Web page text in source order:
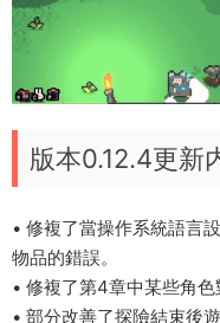
版本0.12.4更新
• 修複了當操作系統語言
物品的錯誤。
• 修複了第4章中某些角色
• 部分改善了探險結束後